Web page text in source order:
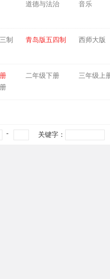
道德与法治
音乐
制 青岛版五四制
西师大版
二年级下册
三年级上
- 关键字：